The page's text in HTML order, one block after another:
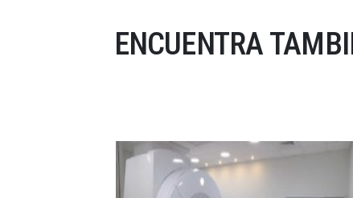
ENCUENTRA